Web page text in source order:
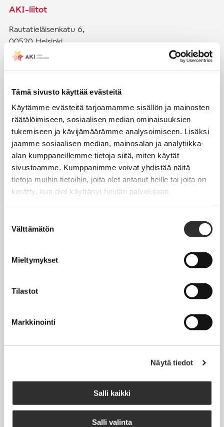
Tämä sivusto käyttää evästeitä
Käytämme evästeitä tarjoamamme sisällön ja mainosten
räätälöimiseen, sosiaalisen median ominaisuuksien
tukemiseen ja kävijämäärämme analysoimiseen. Lisäksi
jaamme sosiaalisen median, mainosalan ja analytiikka-
alan kumppaneillemme tietoja siitä, miten käytät
sivustoamme. Kumppanimme voivat yhdistää näitä
tietoja muihin tietoihin, joita olet antanut heille tai joita on
kerätty, kun olet käyttänyt heidän palvelujaan.
valinta
Välttämätön
Mieltymykset
Tilastot
Markkinointi
Näytä tiedot
Salli kaikki
Salli valinta
AKI-liitot
Rautatieläisenkatu 6,
00520 Helsinki
puh. (09) 4270 1503
Seuraa meitä somessa:
JÄSENYYS
Henkilöjäsenyys
Jäsenmaksujen työnantajaperintä
Matkalaskut
Tapahtumakalenteri
JOBI